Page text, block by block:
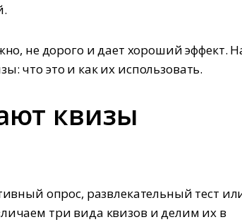
не дорого и дает хороший эффект.
что это и как их использовать.
квизы
опрос, развлекательный тест
три вида квизов и делим их в